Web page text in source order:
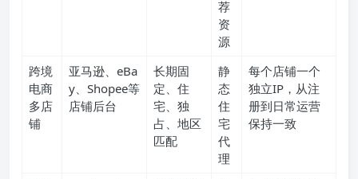
荐
资
源
跨境
电商
多店
铺
亚马逊、eBa
y、Shopee等
店铺后台
长期固
定、住
宅、独
占、地区
匹配
静
态
住
宅
代
理
每个店铺一个
独立IP，从注
册到日常运营
保持一致